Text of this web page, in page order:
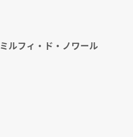
ミルフィ・ド・ノワール